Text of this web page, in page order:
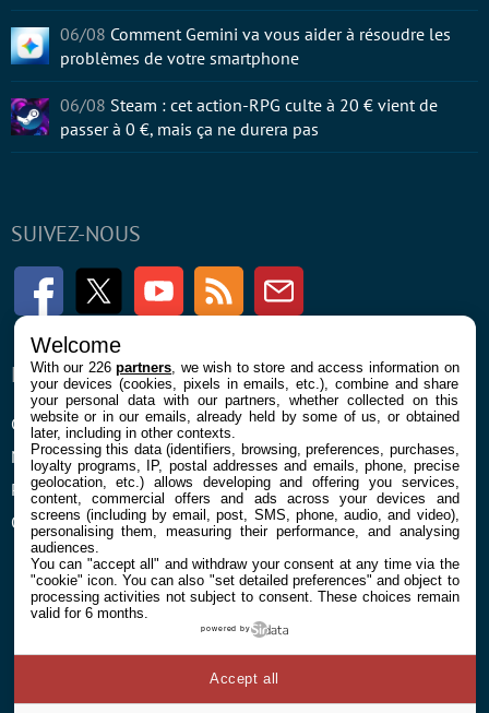
SUIVEZ-NOUS
FacebookTwitter Youtube RSS Newsletter
ENTREPRISE
Confidentialité et Cookies
Mentions légales et CGU
Préférences Cookies
Qui sommes nous
À PROPOS
Contact
06/08 Comment Gemini va vous aider à résoudre les
problèmes de votre smartphone
06/08 Steam : cet action-RPG culte à 20 € vient de
passer à 0 €, mais ça ne durera pas
Welcome
With our 226partners , we wish to store and access information on
your devices (cookies, pixels in emails, etc.), combine and share
your personal data with our partners, whether collected on this
website or in our emails, already held by some of us, or obtained
later, including in other contexts.
Processing this data (identifiers, browsing, preferences, purchases,
loyalty programs, IP, postal addresses and emails, phone, precise
geolocation, etc.) allows developing and offering you services,
content, commercial offers and ads across your devices and
screens (including by email, post, SMS, phone, audio, and video),
personalising them, measuring their performance, and analysing
audiences.
You can "accept all" and withdraw your consent at any time via the
"cookie" icon. You can also "set detailed preferences" and object to
processing activities not subject to consent. These choices remain
valid for 6 months.
powered by
Accept all